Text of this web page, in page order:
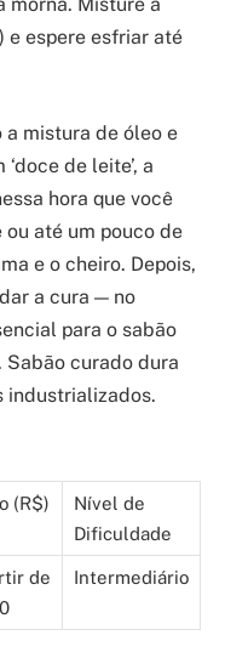
e espere esfriar até
a mistura de óleo e
de leite’, a
hora que você
até um pouco de
e o cheiro. Depois,
a cura — no
para o sabão
curado dura
industrializados.
(R$)
Nível de
Dificuldade
de
Intermediário